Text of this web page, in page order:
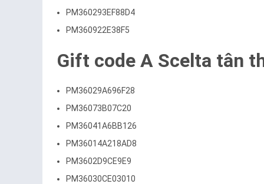
PM360293EF88D4
PM360922E38F5
Gift code A Scelta tân
PM36029A696F28
PM36073B07C20
PM36041A6BB126
PM36014A218AD8
PM3602D9CE9E9
PM36030CE03010